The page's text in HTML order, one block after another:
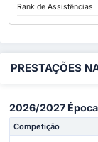
Rank de Assistências
PRESTAÇÕES
2026/2027 Época
Competição